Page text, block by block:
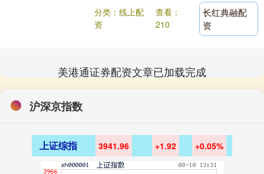
将于9月14日至21日在西安和北京举
办。....
分类：线上配
资
查看：
210
长红典融配
资
美港通证券配资文章已加载完成
沪深京指数
上证综指 3941.96 +1.92 +0.05%